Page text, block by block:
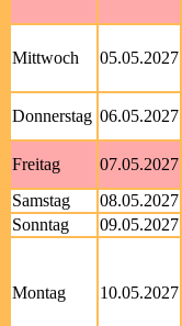
Mittwoch 05.05.2027
Donnerstag 06.05.2027
Freitag
07.05.2027
Samstag
08.05.2027
Sonntag
09.05.2027
Montag 10.05.2027